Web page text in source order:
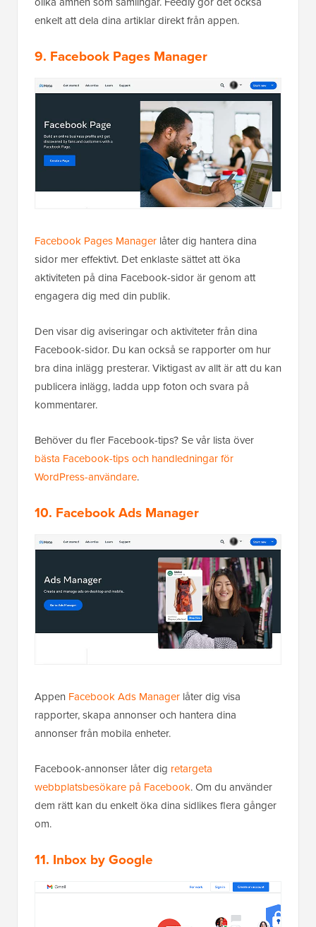
enkelt att dela dina artiklar direkt från appen.
9. Facebook Pages Manager
Facebook Pages Manager låter dig hantera dina
sidor mer effektivt. Det enklaste sättet att öka
aktiviteten på dina Facebook-sidor är genom att
engagera dig med din publik.
Den visar dig aviseringar och aktiviteter från dina
Facebook-sidor. Du kan också se rapporter om hur
bra dina inlägg presterar. Viktigast av allt är att du kan
publicera inlägg, ladda upp foton och svara på
kommentarer.
Behöver du fler Facebook-tips? Se vår lista över
bästa Facebook-tips och handledningar för
WordPress-användare.
10. Facebook Ads Manager
Appen Facebook Ads Manager låter dig visa
rapporter, skapa annonser och hantera dina
annonser från mobila enheter.
Facebook-annonser låter dig retargeta
webbplatsbesökare på Facebook. Om du använder
dem rätt kan du enkelt öka dina sidlikes flera gånger
om.
11. Inbox by Google